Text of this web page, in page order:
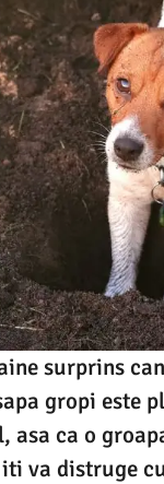
surprins
gropi este
ca o
va distruge